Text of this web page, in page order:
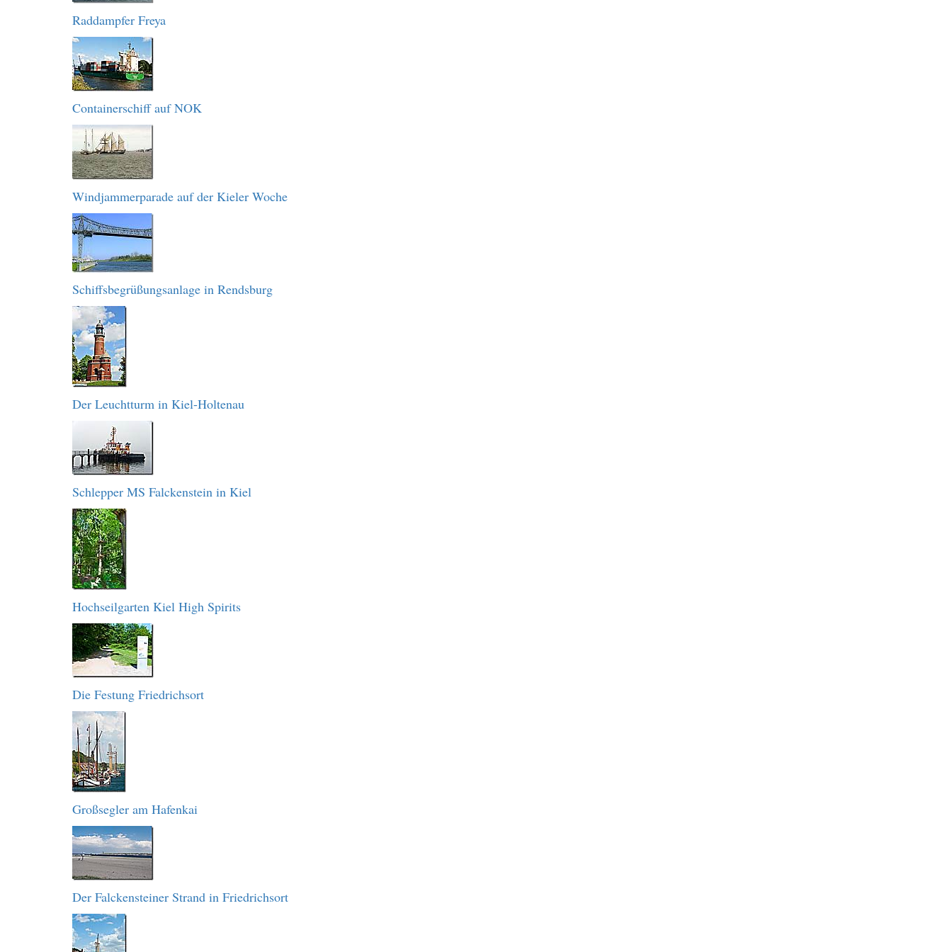
Raddampfer Freya
Containerschiff auf NOK
Windjammerparade auf der Kieler Woche
Schiffsbegrüßungsanlage in Rendsburg
Der Leuchtturm in Kiel-Holtenau
Schlepper MS Falckenstein in Kiel
Hochseilgarten Kiel High Spirits
Die Festung Friedrichsort
Großsegler am Hafenkai
Der Falckensteiner Strand in Friedrichsort